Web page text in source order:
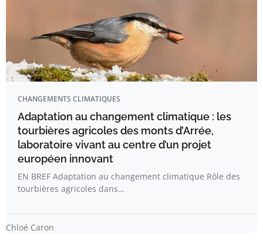
CHANGEMENTS CLIMATIQUES
Adaptation au changement climatique : les
tourbières agricoles des monts d’Arrée,
laboratoire vivant au centre d’un projet
européen innovant
EN BREF Adaptation au changement climatique Rôle des
tourbières agricoles dans…
Chloé Caron